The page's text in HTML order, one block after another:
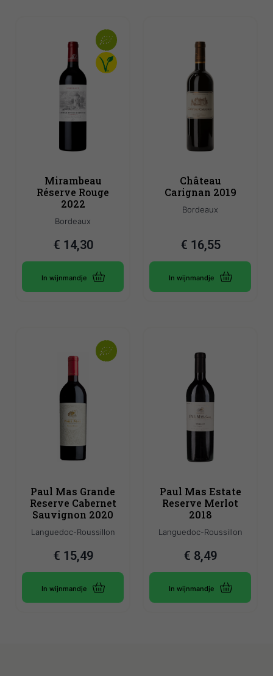
Mirambeau
Réserve Rouge
2022
Bordeaux
€ 14,30
In wijnmandje
Château
Carignan 2019
Bordeaux
€ 16,55
In wijnmandje
Paul Mas Grande
Reserve Cabernet
Sauvignon 2020
Languedoc-Roussillon
€ 15,49
In wijnmandje
Paul Mas Estate
Reserve Merlot
2018
Languedoc-Roussillon
€ 8,49
In wijnmandje